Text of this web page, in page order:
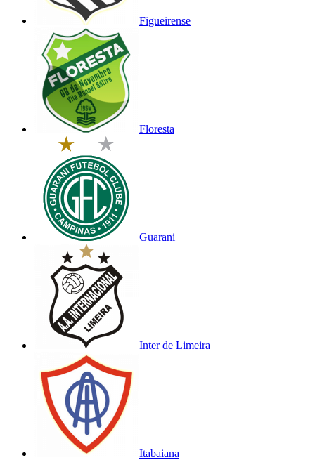
Figueirense
Floresta
Guarani
Inter de Limeira
Itabaiana